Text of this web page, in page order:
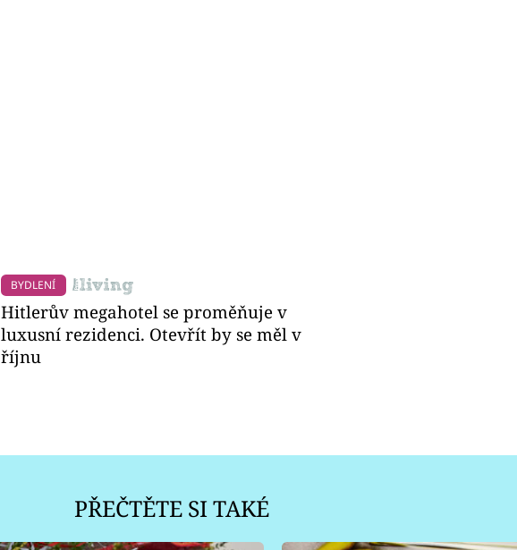
BYDLENÍ
Hitlerův megahotel se proměňuje v
luxusní rezidenci. Otevřít by se měl v
říjnu
PŘEČTĚTE SI TAKÉ